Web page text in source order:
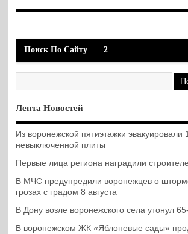
Поиск По Сайту 2
Лента Новостей
Из воронежской пятиэтажки эвакуировали
невыключенной плиты
Первые лица региона наградили
В МЧС предупредили воронежцев о
грозах с градом 8 августа
В Дону возле воронежского села утонул
В воронежском ЖК «Яблоневые сады»